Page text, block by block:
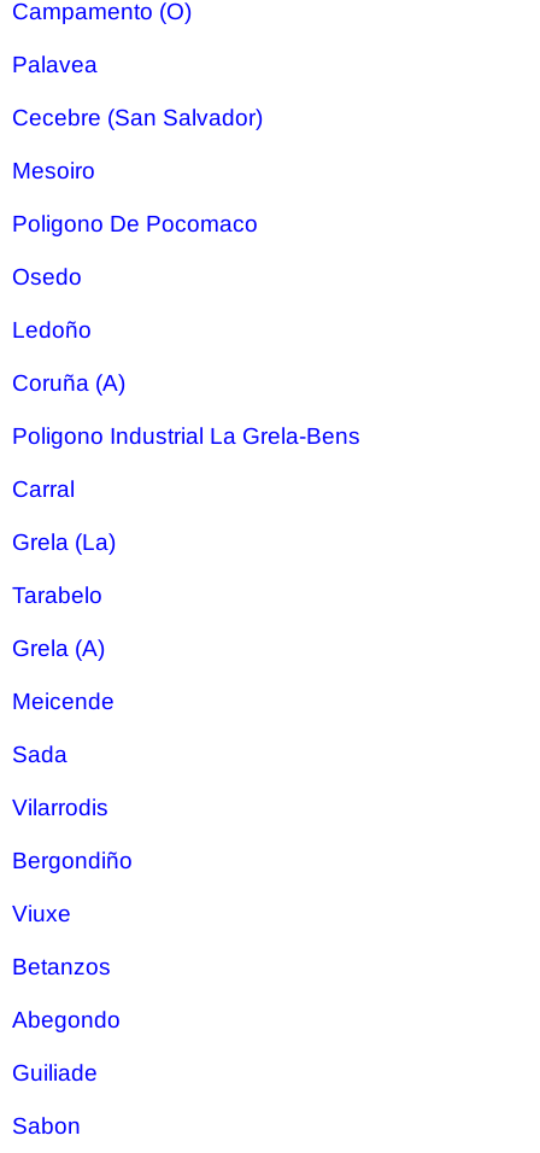
Campamento (O)
Palavea
Cecebre (San Salvador)
Mesoiro
Poligono De Pocomaco
Osedo
Ledoño
Coruña (A)
Poligono Industrial La Grela-Bens
Carral
Grela (La)
Tarabelo
Grela (A)
Meicende
Sada
Vilarrodis
Bergondiño
Viuxe
Betanzos
Abegondo
Guiliade
Sabon